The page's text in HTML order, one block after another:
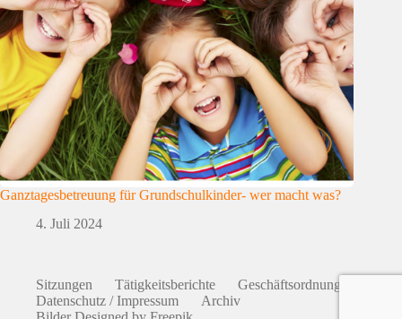
Ganztagesbetreuung für Grundschulkinder- wer macht was?
4. Juli 2024
Sitzungen Tätigkeitsberichte
Geschäftsordnung
Datenschutz / Impressum
Archiv